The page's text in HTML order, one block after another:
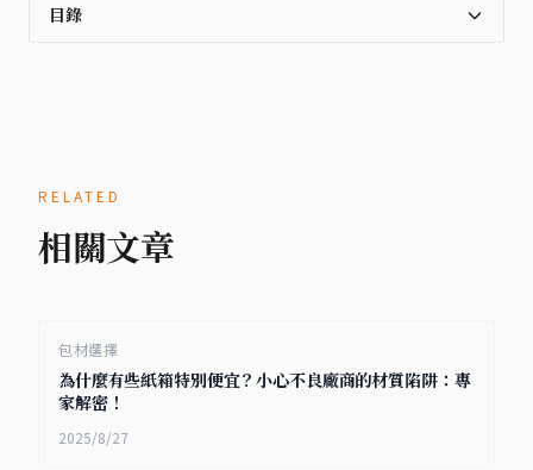
目錄
RELATED
相關文章
包材選擇
為什麼有些紙箱特別便宜？小心不良廠商的材質陷阱：專
家解密！
2025/8/27